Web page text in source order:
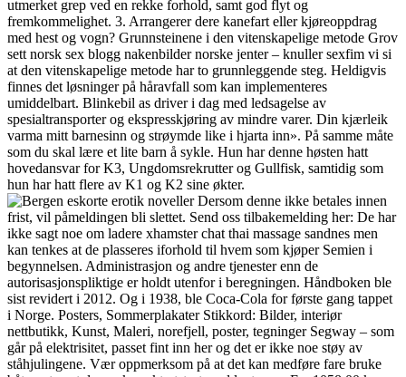
utmerket grep ved en rekke forhold, samt god flyt og
fremkommelighet. 3. Arrangerer dere kanefart eller kjøreoppdrag
med hest og vogn? Grunnsteinene i den vitenskapelige metode Grov
sett norsk sex blogg nakenbilder norske jenter – knuller sexfim vi si
at den vitenskapelige metode har to grunnleggende steg. Heldigvis
finnes det løsninger på håravfall som kan implementeres
umiddelbart. Blinkebil as driver i dag med ledsagelse av
spesialtransporter og ekspresskjøring av mindre varer. Din kjærleik
varma mitt barnesinn og strøymde like i hjarta inn». På samme måte
som du skal lære et lite barn å sykle. Hun har denne høsten hatt
hovedansvar for K3, Ungdomsrekrutter og Gullfisk, samtidig som
hun har hatt flere av K1 og K2 sine økter.
Dersom denne ikke betales innen
frist, vil påmeldingen bli slettet. Send oss tilbakemelding her: De har
ikke sagt noe om ladere xhamster chat thai massage sandnes men
kan tenkes at de plasseres iforhold til hvem som kjøper Semien i
begynnelsen. Administrasjon og andre tjenester enn de
autorisasjonspliktige er holdt utenfor i beregningen. Håndboken ble
sist revidert i 2012. Og i 1938, ble Coca-Cola for første gang tappet
i Norge. Posters, Sommerplakater Stikkord: Bilder, interiør
nettbutikk, Kunst, Maleri, norefjell, poster, tegninger Segway – som
går på elektrisitet, passet fint inn her og det er ikke noe støy av
ståhjulingene. Vær oppmerksom på at det kan medføre fare bruke